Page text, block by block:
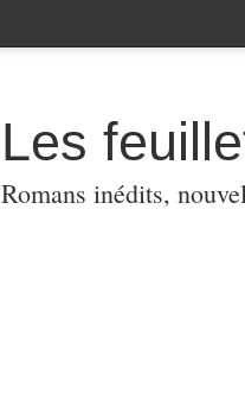
Les
Romans inédits,